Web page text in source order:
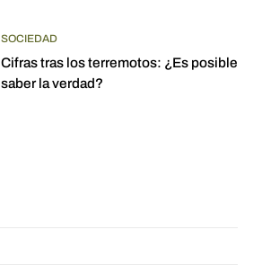
SOCIEDAD
Cifras tras los terremotos: ¿Es posible
saber la verdad?